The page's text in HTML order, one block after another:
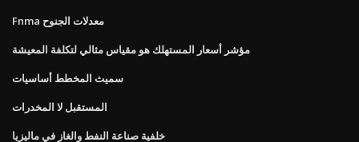
Fnma معدلات الجنوح
مؤشر أسعار المستهلك هو مقياس مثالي لتكلفة المعيشة
سميث المخطط أساسيات
المستقبل لا المخدرات
خلفية صناعة النفط والغاز في ماليزيا